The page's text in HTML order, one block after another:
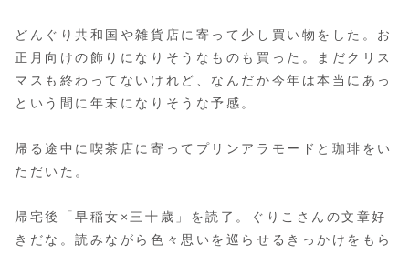
どんぐり共和国や雑貨店に寄って少し買い物をした。お
正月向けの飾りになりそうなものも買った。まだクリス
マスも終わってないけれど、なんだか今年は本当にあっ
という間に年末になりそうな予感。
帰る途中に喫茶店に寄ってプリンアラモードと珈琲をい
ただいた。
帰宅後「早稲女×三十歳」を読了。ぐりこさんの文章好
きだな。読みながら色々思いを巡らせるきっかけをもら